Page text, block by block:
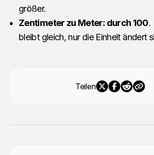
größer.
Zentimeter zu Meter: durch 100.
bleibt gleich, nur die Einheit ändert
Teilen